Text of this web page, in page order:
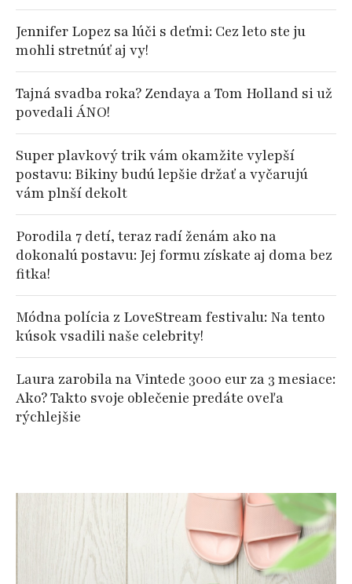
Jennifer Lopez sa lúči s deťmi: Cez leto ste ju
mohli stretnúť aj vy!
Tajná svadba roka? Zendaya a Tom Holland si už
povedali ÁNO!
Super plavkový trik vám okamžite vylepší
postavu: Bikiny budú lepšie držať a vyčarujú
vám plnší dekolt
Porodila 7 detí, teraz radí ženám ako na
dokonalú postavu: Jej formu získate aj doma bez
fitka!
Módna polícia z LoveStream festivalu: Na tento
kúsok vsadili naše celebrity!
Laura zarobila na Vintede 3000 eur za 3 mesiace:
Ako? Takto svoje oblečenie predáte oveľa
rýchlejšie